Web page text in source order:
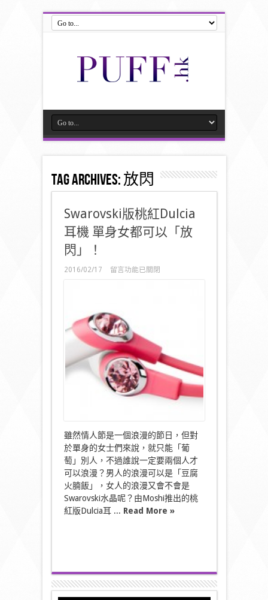
Tag Archives:放閃
Swarovski版桃紅Dulcia
耳機 單身女都可以「放
閃」！
2016/02/17
在
Dulcia
耳
機
單
身
女
都
可
中
留言功能已關閉
雖然情人節是一個浪漫的節日，但對
於單身的女士們來說，就只能「葡
萄」別人，不過誰說一定要兩個人才
可以浪漫？男人的浪漫可以是「豆腐
火腩飯」，女人的浪漫又會不會是
Swarovski水晶呢？由Moshi推出的桃
紅版Dulcia耳 ... Read More »